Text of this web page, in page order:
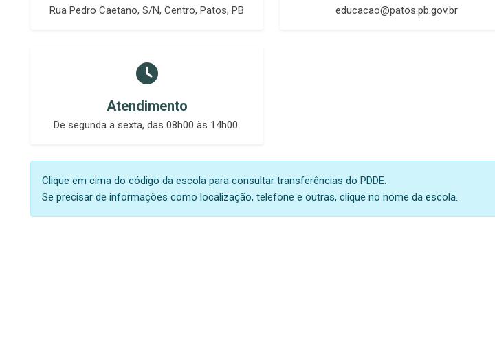
Rua Pedro Caetano, S/N, Centro, Patos, PB educacao@patos.pb.gov.br
Atendimento
De segunda a sexta, das 08h00 às 14h00.
Clique em cima do código da escola para consultar transferências do PDDE.
Se precisar de informações como localização, telefone e outras, clique no nome da escola.